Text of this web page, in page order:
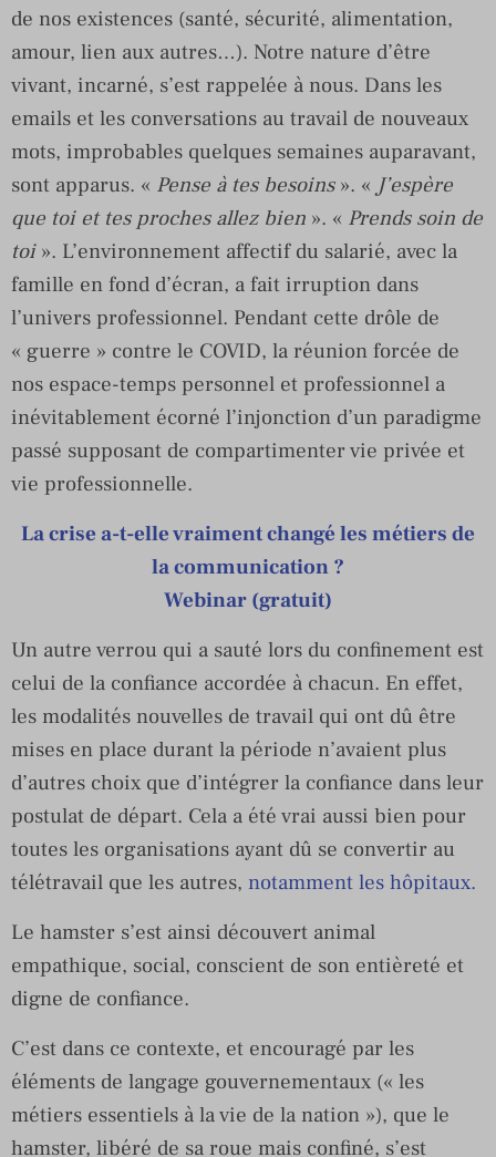
de nos existences (santé, sécurité, alimentation,
amour, lien aux autres…). Notre nature d’être
vivant, incarné, s’est rappelée à nous. Dans les
emails et les conversations au travail de nouveaux
mots, improbables quelques semaines auparavant,
sont apparus. « Pense à tes besoins». « J’espère
que toi et tes proches allez bien ». « Prends soin de
toi». L’environnement affectif du salarié, avec la
famille en fond d’écran, a fait irruption dans
l’univers professionnel. Pendant cette drôle de
« guerre » contre le COVID, la réunion forcée de
nos espace-temps personnel et professionnel a
inévitablement écorné l’injonction d’un paradigme
passé supposant de compartimenter vie privée et
vie professionnelle.
La crise a-t-elle vraiment changé les métiers de
la communication ?
Webinar (gratuit)
Un autre verrou qui a sauté lors du confinement est
celui de la confiance accordée à chacun. En effet,
les modalités nouvelles de travail qui ont dû être
mises en place durant la période n’avaient plus
d’autres choix que d’intégrer la confiance dans leur
postulat de départ. Cela a été vrai aussi bien pour
toutes les organisations ayant dû se convertir au
télétravail que les autres, notamment les hôpitaux.
Le hamster s’est ainsi découvert animal
empathique, social, conscient de son entièreté et
digne de confiance.
C’est dans ce contexte, et encouragé par les
éléments de langage gouvernementaux (« les
métiers essentiels à la vie de la nation »), que le
hamster, libéré de sa roue mais confiné, s’est